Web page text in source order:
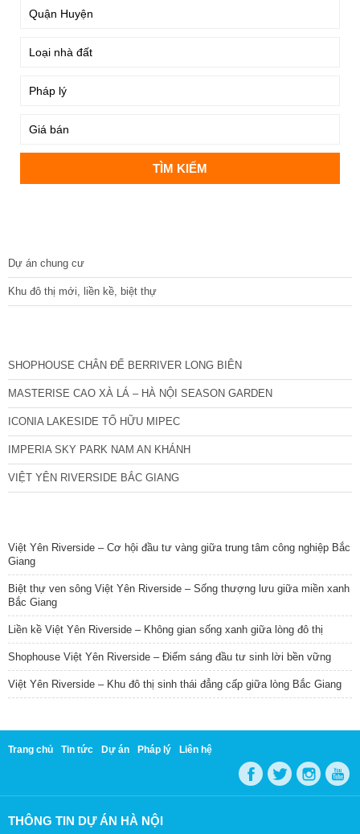
Dự án chung cư
Khu đô thị mới, liền kề, biệt thự
SHOPHOUSE CHÂN ĐẾ BERRIVER LONG BIÊN
MASTERISE CAO XÀ LÁ – HÀ NỘI SEASON GARDEN
ICONIA LAKESIDE TỐ HỮU MIPEC
IMPERIA SKY PARK NAM AN KHÁNH
VIỆT YÊN RIVERSIDE BẮC GIANG
Việt Yên Riverside – Cơ hội đầu tư vàng giữa trung tâm công nghiệp Bắc
Giang
Biệt thự ven sông Việt Yên Riverside – Sống thượng lưu giữa miền xanh
Bắc Giang
Liền kề Việt Yên Riverside – Không gian sống xanh giữa lòng đô thị
Shophouse Việt Yên Riverside – Điểm sáng đầu tư sinh lời bền vững
Việt Yên Riverside – Khu đô thị sinh thái đẳng cấp giữa lòng Bắc Giang
Trang chủ Tin tức Dự án Pháp lý Liên hệ
THÔNG TIN DỰ ÁN HÀ NỘI